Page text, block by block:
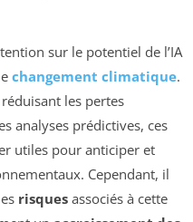
sur le potentiel de l’IA
changement climatique.
les pertes
analyses prédictives, ces
utiles pour anticiper et
Cependant, il
risques associés à cette